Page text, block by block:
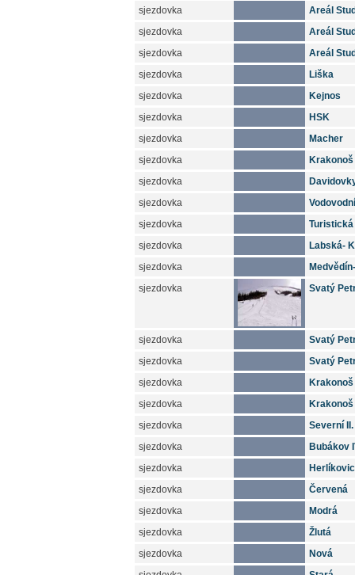
sjezdovka
Areál
sjezdovka
Areál
sjezdovka
Areál
sjezdovka
Liška
sjezdovka
Kejnos
sjezdovka
HSK
sjezdovka
Macher
sjezdovka
Krakonoš
sjezdovka
sjezdovka
Vodovodní
sjezdovka
sjezdovka
Labská-
sjezdovka
sjezdovka
Svatý
sjezdovka
Svatý
sjezdovka
Svatý
sjezdovka
Krakonoš
sjezdovka
Krakonoš
sjezdovka
Severní II.
sjezdovka
Bubákov
sjezdovka
sjezdovka
Červená
sjezdovka
Modrá
sjezdovka
Žlutá
sjezdovka
Nová